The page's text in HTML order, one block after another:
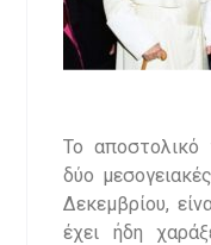
Το αποστολικό
δύο
Δεκεμβρίου,
έχει ήδη